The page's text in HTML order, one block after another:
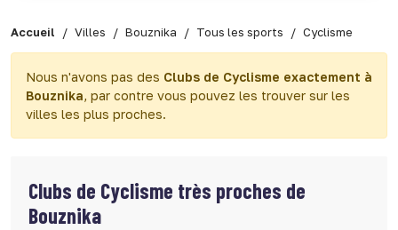
Accueil Villes Bouznika Tous les sports Cyclisme
Nous n'avons pas des Clubs de Cyclisme exactement à
Bouznika, par contre vous pouvez les trouver sur les
villes les plus proches.
Clubs de Cyclisme très proches de
Bouznika